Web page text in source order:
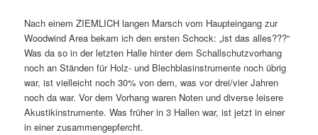
Nach einem ZIEMLICH langen Marsch vom Haupteingang zur
Woodwind Area bekam ich den ersten Schock: „ist das alles???“
Was da so in der letzten Halle hinter dem Schallschutzvorhang
noch an Ständen für Holz- und Blechblasinstrumente noch übrig
war, ist vielleicht noch 30% von dem, was vor drei/vier Jahren
noch da war. Vor dem Vorhang waren Noten und diverse leisere
Akustikinstrumente. Was früher in 3 Hallen war, ist jetzt in einer
in einer zusammengepfercht.